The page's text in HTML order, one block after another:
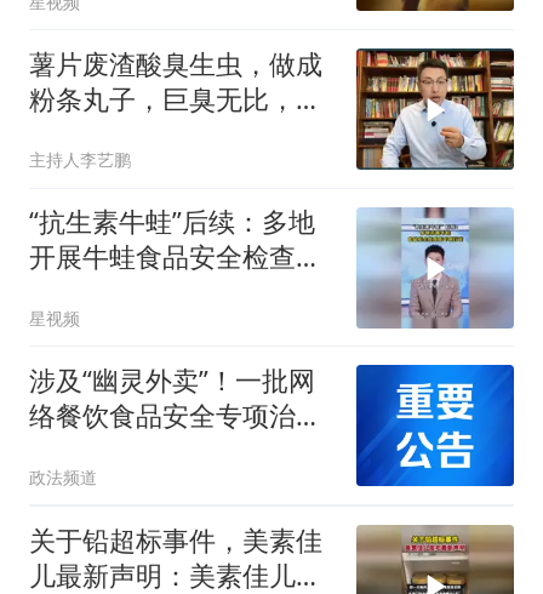
薯片废渣酸臭生虫，做成
粉条丸子，巨臭无比，食
主持人李艺鹏
“抗生素牛蛙”后续：多地
开展牛蛙食品安全检查或
星视频
涉及“幽灵外卖”！一批网
络餐饮食品安全专项治理
政法频道
关于铅超标事件，美素佳
儿最新声明：美素佳儿称